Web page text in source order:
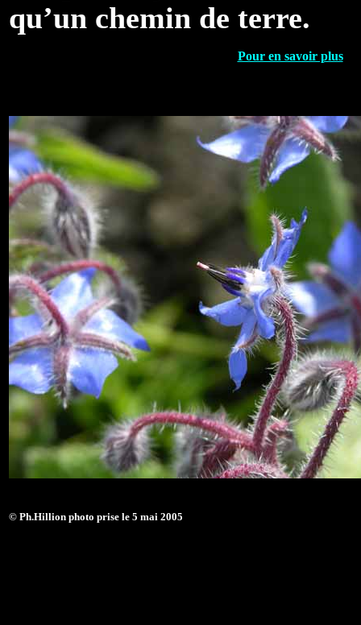
qu’un chemin de terre.
Pour en savoir plus
© Ph.Hillion photo prise le 5 mai 2005